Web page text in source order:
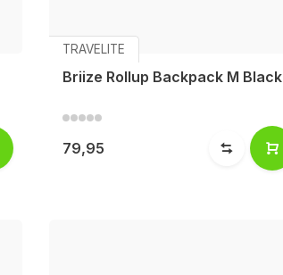
TRAVELITE
Briize Rollup Backpack M Black
79,95